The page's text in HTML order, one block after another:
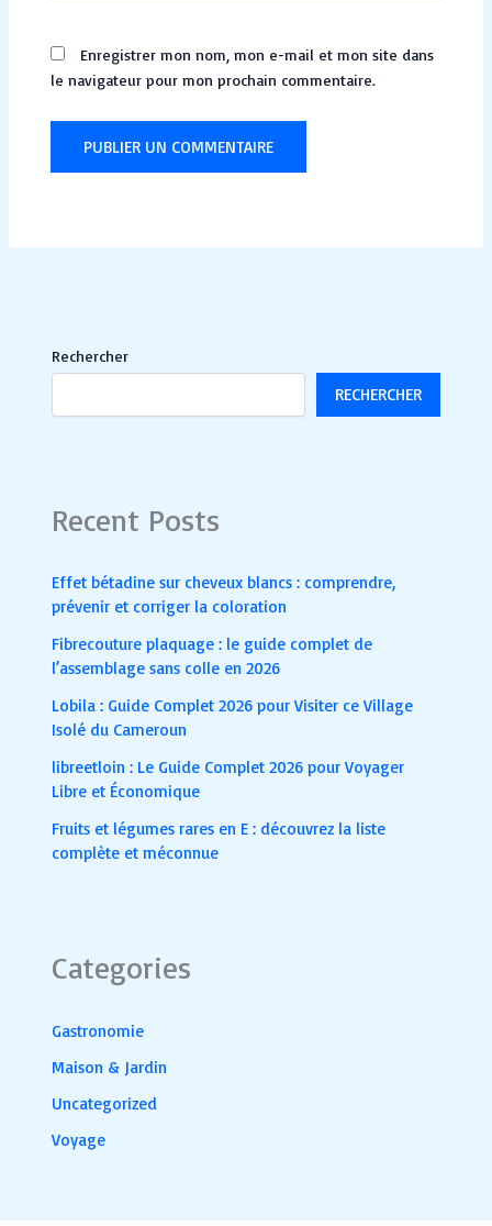
Enregistrer mon nom, mon e-mail et mon site dans
le navigateur pour mon prochain commentaire.
Rechercher
RECHERCHER
Recent Posts
Effet bétadine sur cheveux blancs : comprendre,
prévenir et corriger la coloration
Fibrecouture plaquage : le guide complet de
l’assemblage sans colle en 2026
Lobila : Guide Complet 2026 pour Visiter ce Village
Isolé du Cameroun
libreetloin : Le Guide Complet 2026 pour Voyager
Libre et Économique
Fruits et légumes rares en E : découvrez la liste
complète et méconnue
Categories
Gastronomie
Maison & Jardin
Uncategorized
Voyage